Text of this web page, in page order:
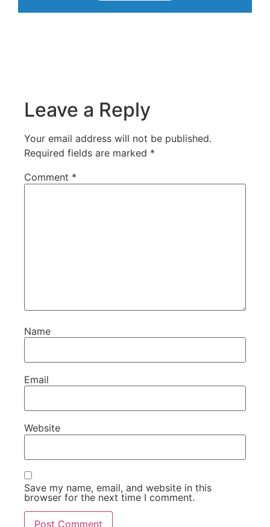
Leave a Reply
Your email address will not be published.
Required fields are marked *
Comment *
Name
Email
Website
Save my name, email, and website in this
browser for the next time I comment.